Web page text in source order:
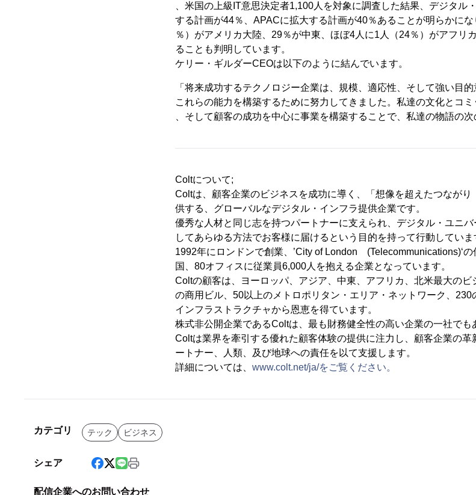
、米国の上級IT意思決定者1,100人を対象に調査した結果、デジタル
する計画が44％、APACに拡大する計画が40％あることが明らかに
％）がアメリカ大陸、29％が中東、ほぼ4人に1人（24％）がアフリ
ることも判明しています。
ケリー・ギルダーCEOは以下のように結んでいます。
「将来成功するテクノロジー企業は、規模、適応性、そして強い目
これらの能力を構築するために努力してきました。私達の文化とコ
、そして顧客の成功を中心に事業を構築することで、私達の物語の
Coltについて;
Coltは、顧客企業のビジネスを成功に導く、「想像を超えたつなが
供する、グローバルなデジタル・インフラ提供企業です。
優秀な人材と同じ志を持つパートナーに支えられ、デジタル・ユニ
してあらゆる方法でお客様に届けるという目的を持って行動していま
1992年にロンドンで創業、’City of London (Telecommunications)‘
国、80オフィスに従業員6,000人を抱える企業となっています。
Coltの顧客は、ヨーロッパ、アジア、中東、アフリカ、北米最大の
の商用ビル、50以上のメトロポリタン・エリア・ネットワーク、230
インフラストラクチャから恩恵を得ています。
株式非公開企業であるColtは、最も財務健全性の高い企業の一社でも
Coltは業界を牽引する優れた顧客体験の提供に注力し、顧客企業の
ートナー、人類、及び地球への責任を以て支援します。
詳細については、 www.colt.net/ja/をご覧ください。
カテゴリ テック ビジネス
シェア
配信企業へのお問い合わせ